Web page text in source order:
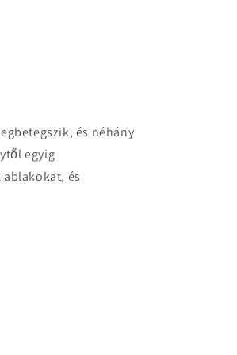
és néhány
egyig
és